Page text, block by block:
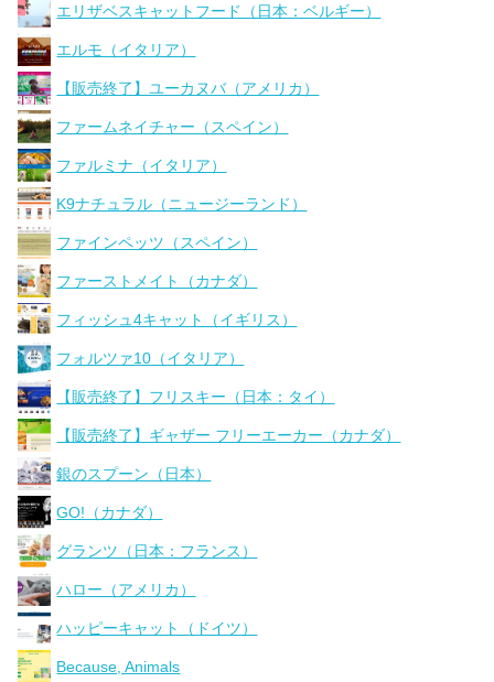
エリザベスキャットフード（日本：ベルギー）
エルモ（イタリア）
【販売終了】ユーカヌバ（アメリカ）
ファームネイチャー（スペイン）
ファルミナ（イタリア）
K9ナチュラル（ニュージーランド）
ファインペッツ（スペイン）
ファーストメイト（カナダ）
フィッシュ4キャット（イギリス）
フォルツァ10（イタリア）
【販売終了】フリスキー（日本：タイ）
【販売終了】ギャザー フリーエーカー（カナダ）
銀のスプーン（日本）
GO!（カナダ）
グランツ（日本：フランス）
ハロー（アメリカ）
ハッピーキャット（ドイツ）
Because, Animals